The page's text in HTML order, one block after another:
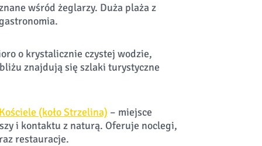
wśród żeglarzy. Duża plaża z
o krystalicznie czystej wodzie,
znajdują się szlaki turystyczne
(koło Strzelina) – miejsce
i kontaktu z naturą. Oferuje noclegi,
restauracje.